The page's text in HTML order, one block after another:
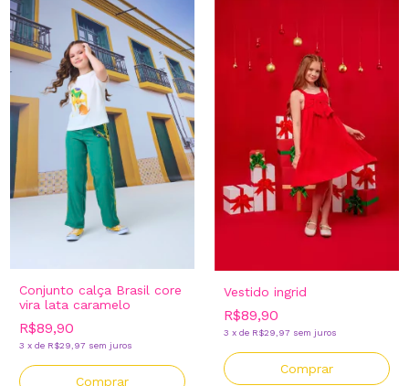
Conjunto calça Brasil core
vira lata caramelo
R$89,90
3 x de R$29,97 sem juros
Comprar
Vestido ingrid
R$89,90
3 x de R$29,97 sem juros
Comprar